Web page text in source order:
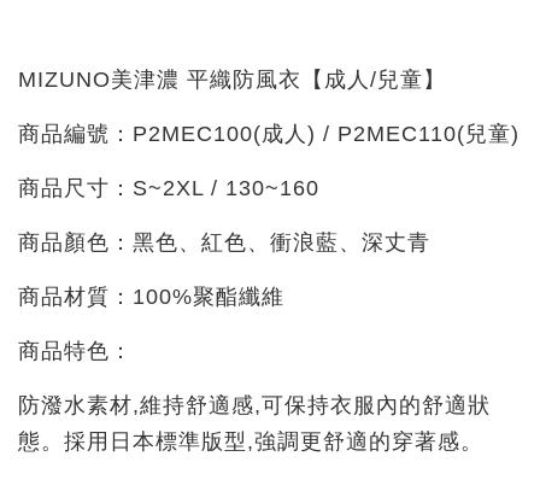
MIZUNO美津濃 平織防風衣【成人/兒童】
商品編號：P2MEC100(成人) / P2MEC110(兒童)
商品尺寸：S~2XL / 130~160
商品顏色：黑色、紅色、衝浪藍、深丈青
商品材質：100%聚酯纖維
商品特色：
防潑水素材,維持舒適感,可保持衣服內的舒適狀
態。採用日本標準版型,強調更舒適的穿著感。